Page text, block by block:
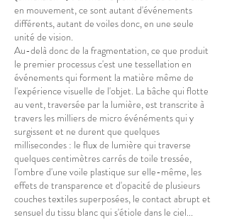
en mouvement, ce sont autant d'événements
différents, autant de voiles donc, en une seule
unité de vision.
Au-delà donc de la fragmentation, ce que produit
le premier processus c'est une tessellation en
événements qui forment la matière même de
l'expérience visuelle de l'objet. La bâche qui flotte
au vent, traversée par la lumière, est transcrite à
travers les milliers de micro événéments qui y
surgissent et ne durent que quelques
millisecondes : le flux de lumière qui traverse
quelques centimètres carrés de toile tressée,
l'ombre d'une voile plastique sur elle-même, les
effets de transparence et d'opacité de plusieurs
couches textiles superposées, le contact abrupt et
sensuel du tissu blanc qui s'étiole dans le ciel...